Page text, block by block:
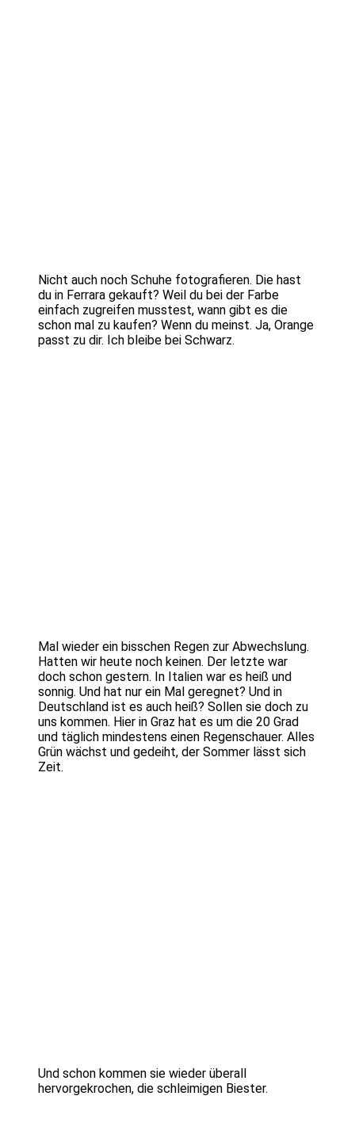
Nicht auch noch Schuhe fotografieren. Die hast
du in Ferrara gekauft? Weil du bei der Farbe
einfach zugreifen musstest, wann gibt es die
schon mal zu kaufen? Wenn du meinst. Ja, Orange
passt zu dir. Ich bleibe bei Schwarz.
Mal wieder ein bisschen Regen zur Abwechslung.
Hatten wir heute noch keinen. Der letzte war
doch schon gestern. In Italien war es heiß und
sonnig. Und hat nur ein Mal geregnet? Und in
Deutschland ist es auch heiß? Sollen sie doch zu
uns kommen. Hier in Graz hat es um die 20 Grad
und täglich mindestens einen Regenschauer. Alles
Grün wächst und gedeiht, der Sommer lässt sich
Zeit.
Und schon kommen sie wieder überall
hervorgekrochen, die schleimigen Biester.